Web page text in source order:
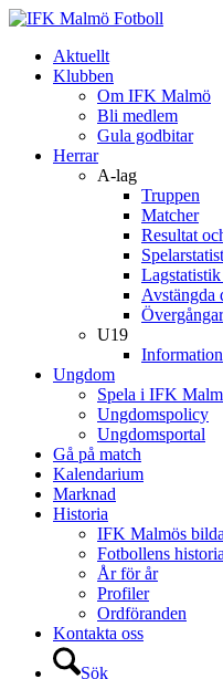
Aktuellt
Klubben
Om IFK Malmö
Bli medlem
Gula godbitar
Herrar
A-lag
Truppen
Matcher
Resultat
Avstängda
Övergångar
U19
Information
Ungdom
Spela i IFK
Ungdomspolicy
Ungdomsportal
Gå på match
Kalendarium
Marknad
Historia
IFK Malmös
Fotbollens historia
År för år
Profiler
Ordföranden
Kontakta oss
Sök